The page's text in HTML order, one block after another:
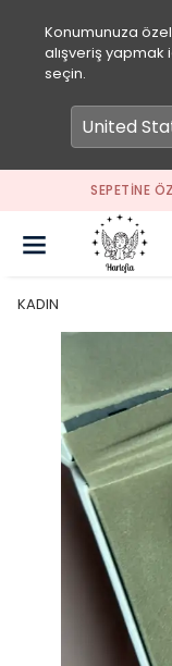
Konumunuza
alışveriş
seçin.
SEPETİNE
KADIN